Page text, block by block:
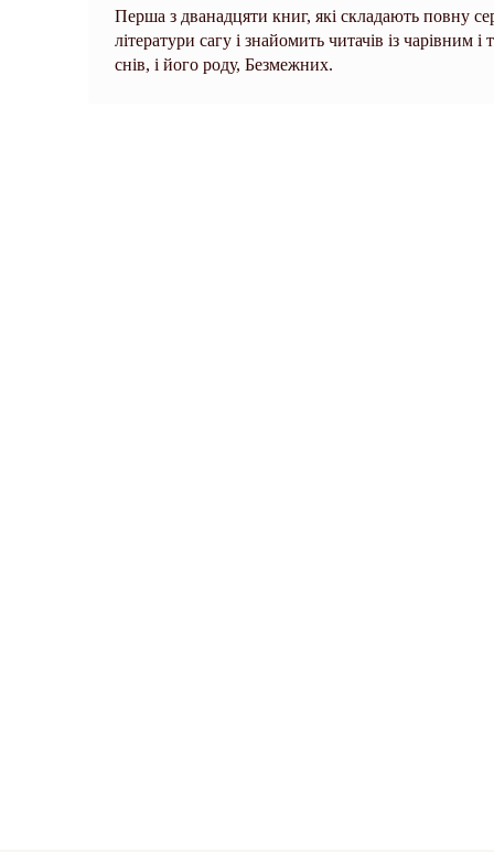
Перша з дванадцяти книг, які складають повну
літератури сагу і знайомить читачів із
снів, і його роду, Безмежних.